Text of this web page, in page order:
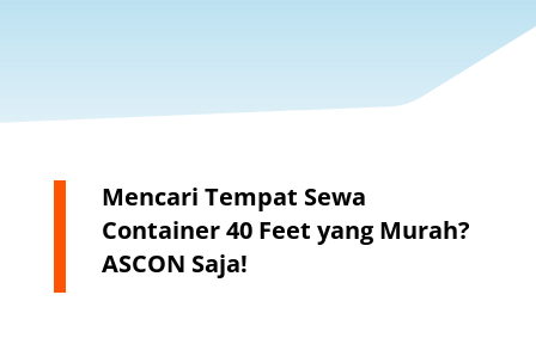
Mencari Tempat Sewa
Container 40 Feet yang Murah?
ASCON Saja!